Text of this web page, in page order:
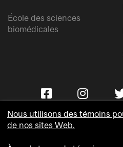
École des sciences
biomédicales
Nous utilisons des témoins
de nos sites Web.